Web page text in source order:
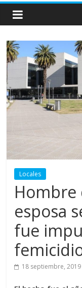
Locales
Hombre
esposa
fue
18 septiembre, 2019